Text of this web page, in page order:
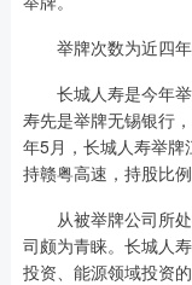
举牌次数为近四年
长城人寿是今年举
寿先是举牌无锡银行
年5月，长城人寿举
持赣粤高速，持股比
从被举牌公司所处
司颇为青睐。长城人
投资、能源领域投资